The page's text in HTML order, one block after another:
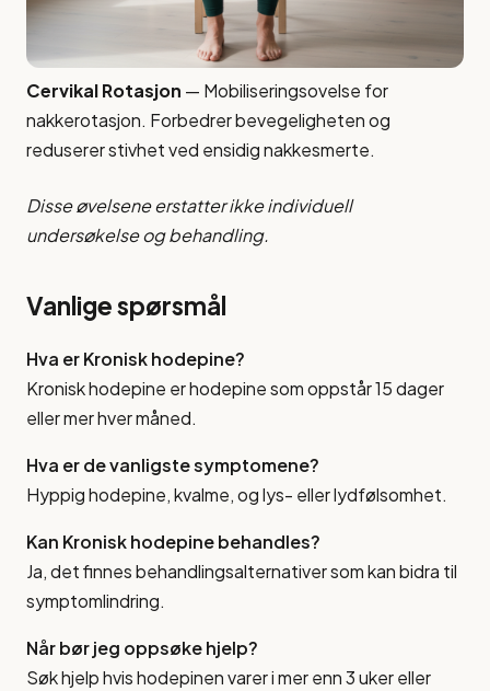
Cervikal Rotasjon — Mobiliseringsovelse for
nakkerotasjon. Forbedrer bevegeligheten og
reduserer stivhet ved ensidig nakkesmerte.
Disse øvelsene erstatter ikke individuell
undersøkelse og behandling.
Vanlige spørsmål
Hva er Kronisk hodepine?
Kronisk hodepine er hodepine som oppstår 15 dager
eller mer hver måned.
Hva er de vanligste symptomene?
Hyppig hodepine, kvalme, og lys- eller lydfølsomhet.
Kan Kronisk hodepine behandles?
Ja, det finnes behandlingsalternativer som kan bidra til
symptomlindring.
Når bør jeg oppsøke hjelp?
Søk hjelp hvis hodepinen varer i mer enn 3 uker eller